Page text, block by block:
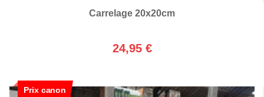
Carrelage 20x20cm
24,95 €
Prix canon